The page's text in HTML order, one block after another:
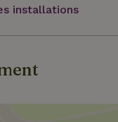
installations